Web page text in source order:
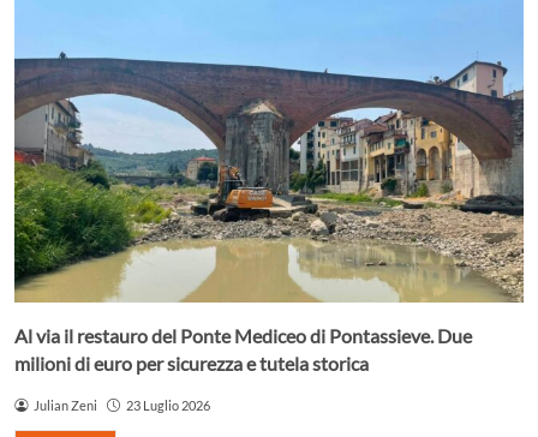
Al via il restauro del Ponte Mediceo di Pontassieve. Due
milioni di euro per sicurezza e tutela storica
Julian Zeni 23 Luglio 2026